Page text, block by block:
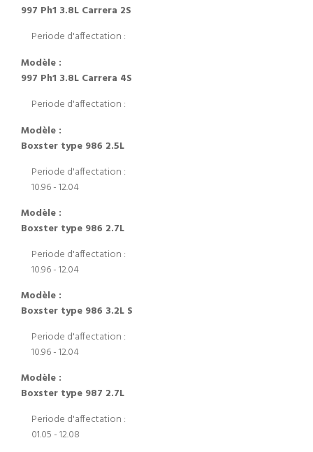
997 Ph1 3.8L Carrera 2S
Periode d'affectation :
Modèle :
997 Ph1 3.8L Carrera 4S
Periode d'affectation :
Modèle :
Boxster type 986 2.5L
Periode d'affectation :
10.96 - 12.04
Modèle :
Boxster type 986 2.7L
Periode d'affectation :
10.96 - 12.04
Modèle :
Boxster type 986 3.2L S
Periode d'affectation :
10.96 - 12.04
Modèle :
Boxster type 987 2.7L
Periode d'affectation :
01.05 - 12.08